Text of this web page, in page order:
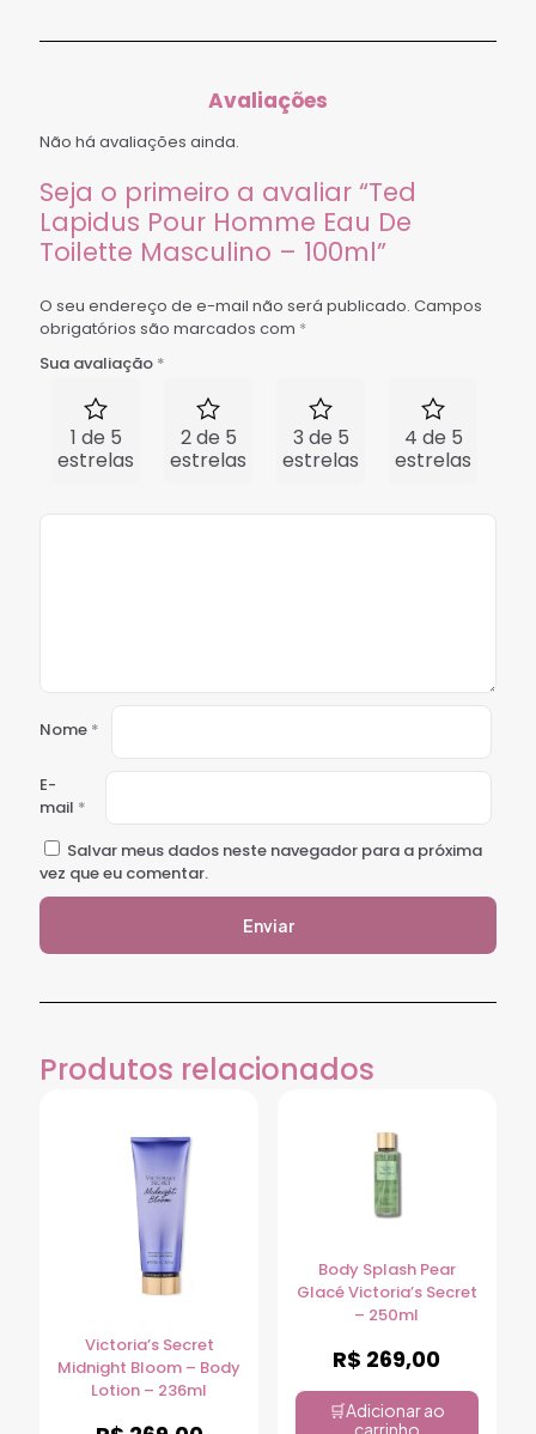
Avaliações
Não há avaliações ainda.
Seja o primeiro a avaliar “Ted
Lapidus Pour Homme Eau De
Toilette Masculino – 100ml”
O seu endereço de e-mail não será publicado. Campos
obrigatórios são marcados com *
Sua avaliação *
1 de 5
estrelas
2 de 5
estrelas
3 de 5
estrelas
4 de 5
estrelas
Nome *
E-
mail *
Salvar meus dados neste navegador para a próxima
vez que eu comentar.
Produtos relacionados
Victoria’s Secret
Midnight Bloom – Body
Lotion – 236ml
Body Splash Pear
Glacé Victoria’s Secret
– 250ml
R$ 269,00
Adicionar ao
carrinho